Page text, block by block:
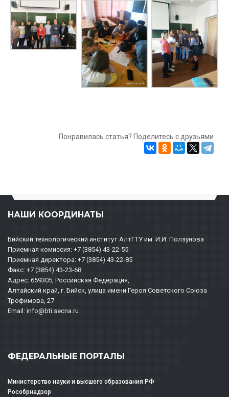
Понравилась статья? Поделитесь с друзьями
НАШИ КООРДИНАТЫ
Бийский технологический институт АлтГТУ им. И.И. Ползунова
Приемная комиссия: +7 (3854) 43-22-55
Приемная директора: +7 (3854) 43-22-85
Факс: +7 (3854) 43-23-68
Адрес: 659305, Российская Федерация,
Алтайский край, г. Бийск, улица имени Героя Советского Союза
Трофимова, 27
Email: info@bti.secna.ru
ФЕДЕРАЛЬНЫЕ ПОРТАЛЫ
Министерство науки и высшего образования РФ
Рособрнадзор